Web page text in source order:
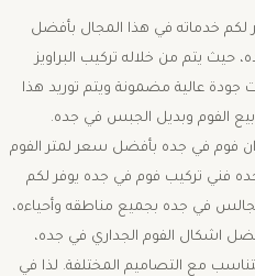
لكم خدماته في هذا المجال بأفضل
حيث يتم من خلاله تركيب البراويز
جودة عالية مضمونة ويتم توريد هذا
الفوم وبديل الجبس في جده.
فوم في جده بأفضل سعر لمتر الفوم
فني تركيب فوم في جده يوفر لكم
في جده بجميع مناطقه وأحياءه،
اشكال الفوم الجداري في جده،
مع التصاميم المختلفة. لذا في